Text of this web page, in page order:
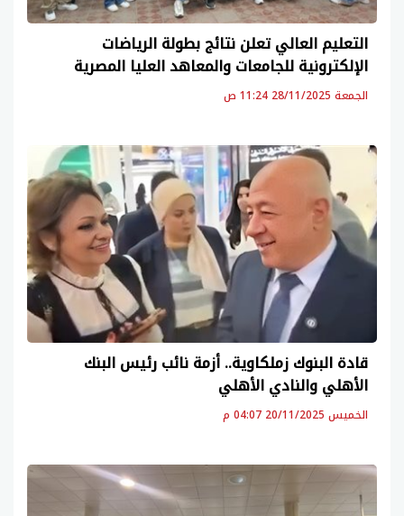
التعليم العالي تعلن نتائج بطولة الرياضات
الإلكترونية للجامعات والمعاهد العليا المصرية
الجمعة 28/11/2025 11:24 ص
قادة البنوك زملكاوية.. أزمة نائب رئيس البنك
الأهلي والنادي الأهلي
الخميس 20/11/2025 04:07 م